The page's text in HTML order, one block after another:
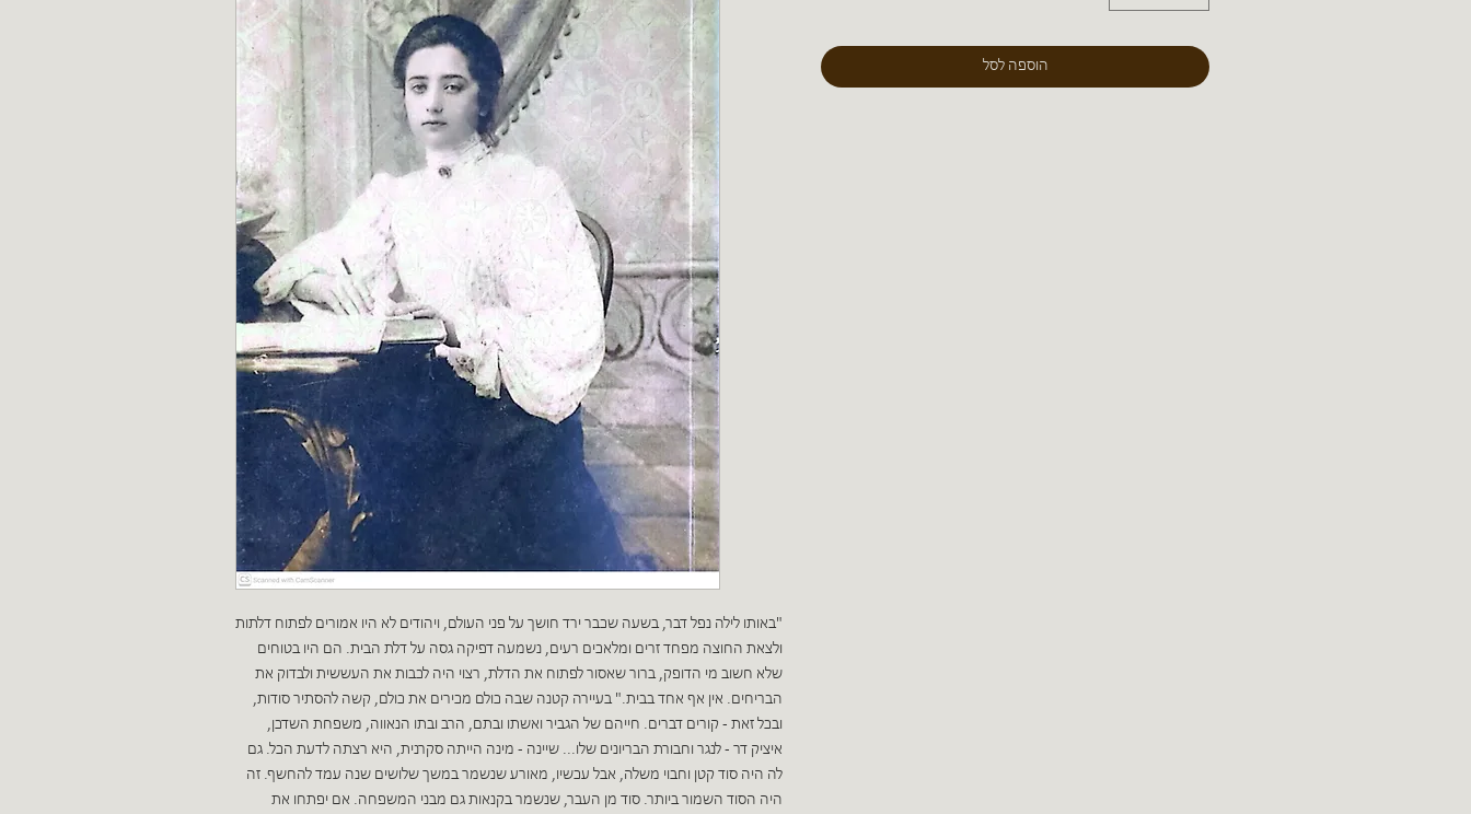
"באותו לילה נפל דבר, בשעה שכבר ירד חושך על פני העולם, ויהודים לא היו אמורים לפתוח דלתות
ולצאת החוצה מפחד זרים ומלאכים רעים, נשמעה דפיקה גסה על דלת הבית. הם היו בטוחים
שלא חשוב מי הדופק, ברור שאסור לפתוח את הדלת, רצוי היה לכבות את העששית ולבדוק את
הבריחים. אין אף אחד בבית." בעיירה קטנה שבה כולם מכירים את כולם, קשה להסתיר סודות,
ובכל זאת - קורים דברים. חייהם של הגביר ואשתו ובתם, הרב ובתו הנאווה, משפחת השדכן,
איציק דר - לנגר וחבורת הבריונים שלו... שיינה - מינה הייתה סקרנית, היא רצתה לדעת הכל. גם
לה היה סוד קטן וחבוי משלה, אבל עכשיו, מאורע שנשמר במשך שלושים שנה עמד להחשף. זה
היה הסוד השמור ביותר. סוד מן העבר, שנשמר בקנאות גם מבני המשפחה. אם יפתחו את
הוספה לסל